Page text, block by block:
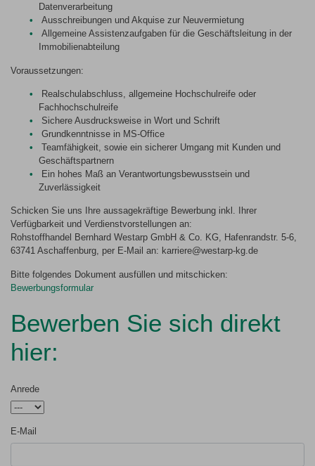
Datenverarbeitung
Ausschreibungen und Akquise zur Neuvermietung
Allgemeine Assistenzaufgaben für die Geschäftsleitung in der
Immobilienabteilung
Voraussetzungen:
Realschulabschluss, allgemeine Hochschulreife oder
Fachhochschulreife
Sichere Ausdrucksweise in Wort und Schrift
Grundkenntnisse in MS-Office
Teamfähigkeit, sowie ein sicherer Umgang mit Kunden und
Geschäftspartnern
Ein hohes Maß an Verantwortungsbewusstsein und
Zuverlässigkeit
Schicken Sie uns Ihre aussagekräftige Bewerbung inkl. Ihrer
Verfügbarkeit und Verdienstvorstellungen an:
Rohstoffhandel Bernhard Westarp GmbH & Co. KG, Hafenrandstr. 5-6,
63741 Aschaffenburg, per E-Mail an: karriere@westarp-kg.de
Bitte folgendes Dokument ausfüllen und mitschicken:
Bewerbungsformular
Bewerben Sie sich direkt
hier:
Anrede
E-Mail